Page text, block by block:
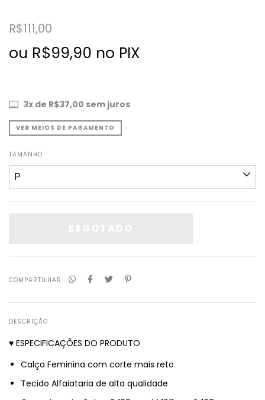
R$111,00
ou R$99,90 no PIX
3x de R$37,00 sem juros
VER MEIOS DE PAGAMENTO
TAMANHO
COMPARTILHAR
DESCRIÇÃO
♥ ESPECIFICAÇÕES DO PRODUTO
Calça Feminina com corte mais reto
Tecido Alfaiataria de alta qualidade